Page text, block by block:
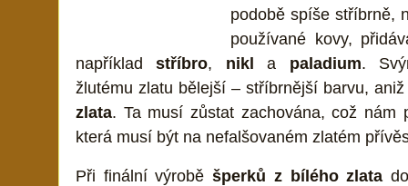
podobě spíše stříbrně,
používané kovy,
napříkladstříbro, nikl a paladium.
žlutému zlatu bělejší – stříbrnější barvu,
zlata. Ta musí zůstat zachována, což nám
která musí být na nefalšovaném zlatém
Při finální výroběšperků z bílého zlata